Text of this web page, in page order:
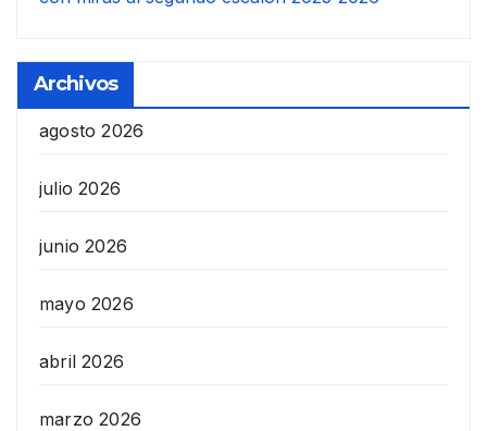
Archivos
agosto 2026
julio 2026
junio 2026
mayo 2026
abril 2026
marzo 2026